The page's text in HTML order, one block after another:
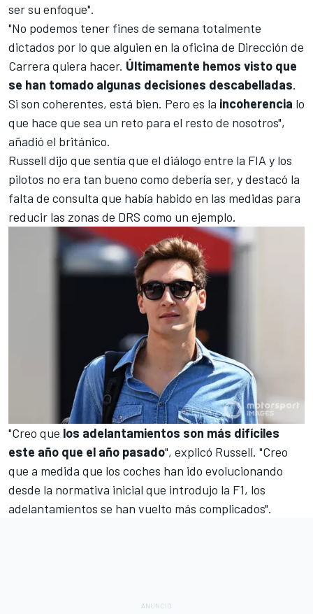
ser su enfoque".
"No podemos tener fines de semana totalmente
dictados por lo que alguien en la oficina de Dirección de
Carrera quiera hacer. Últimamente hemos visto que
se han tomado algunas decisiones descabelladas.
Si son coherentes, está bien. Pero es la incoherencia lo
que hace que sea un reto para el resto de nosotros",
añadió el británico.
Russell dijo que sentía que el diálogo entre la FIA y los
pilotos no era tan bueno como debería ser, y destacó la
falta de consulta que había habido en las medidas para
reducir las zonas de DRS como un ejemplo.
"Creo que los adelantamientos son más difíciles
este año que el año pasado", explicó Russell. "Creo
que a medida que los coches han ido evolucionando
desde la normativa inicial que introdujo la F1, los
adelantamientos se han vuelto más complicados".